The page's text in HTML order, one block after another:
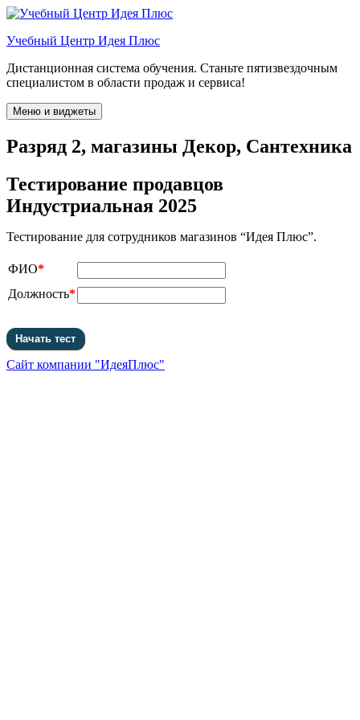
Перейти
содержимому
Учебный Центр Идея Плюс
Дистанционная система обучения. Станьте пятизвездочным
специалистом в области продаж и сервиса!
Меню и виджеты
Разряд 2, магазины Декор, Сантехника
Тестирование продавцов
Индустриальная 2025
Тестирование для сотрудников магазинов “Идея Плюс”.
ФИО*
Должность*
Сайт компании "ИдеяПлюс"